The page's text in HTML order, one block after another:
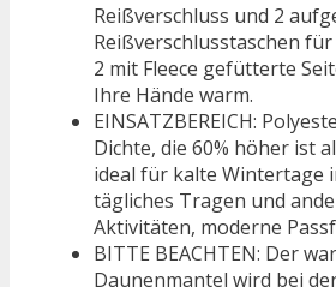
Reißverschluss und 2
Reißverschlusstaschen
2 mit Fleece gefütterte
Ihre Hände warm.
EINSATZBEREICH:
Dichte, die 60% höher ist
ideal für kalte Wintertage
tägliches Tragen und
Aktivitäten, moderne
BITTE BEACHTEN: Der
Daunenmantel wird bei